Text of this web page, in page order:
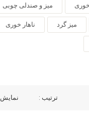
میز و صندلی چوبی
میز گرد ناهار خوری
نمایش 193–204 از 222 نتیجه ترتیب :